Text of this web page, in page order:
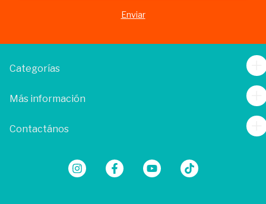
Categorías
Más información
Contactános